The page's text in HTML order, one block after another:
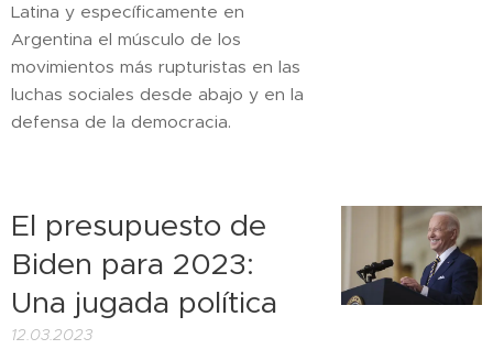
Latina y específicamente en
Argentina el músculo de los
movimientos más rupturistas en las
luchas sociales desde abajo y en la
defensa de la democracia.
El presupuesto de
Biden para 2023:
Una jugada política
12.03.2023